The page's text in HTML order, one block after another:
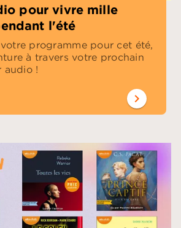
pour vivre mille
l'été
programme pour cet été,
à travers votre prochain
!
chevron_right